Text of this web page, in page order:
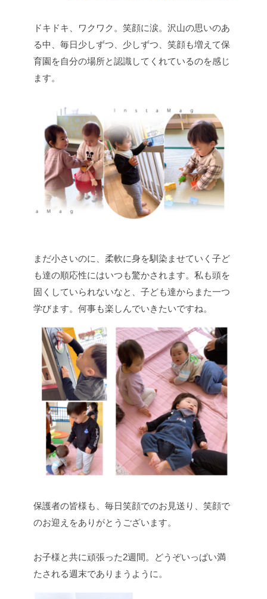
ドキドキ、ワクワク。笑顔に涙。沢山の思いのあ
る中、毎日少しずつ、少しずつ、笑顔も増えて保
育園を自分の場所と認識してくれているのを感じ
ます。
まだ小さいのに、柔軟に身を馴染ませていく子ど
も達の順応性にはいつも驚かされます。私も頭を
固くしていられないなと、子ども達からまた一つ
学びます。何事も楽しんでいきたいですね。
保護者の皆様も、毎日笑顔でのお見送り、笑顔で
のお迎えをありがとうございます。
お子様と共に頑張った2週間。どうぞいっぱい満
たされる週末でありまうように。